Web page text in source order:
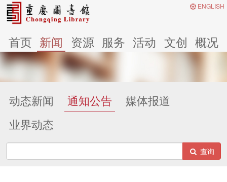
ENGLISH
首页 新闻 资源 服务 活动 文创 概况
动态新闻 通知公告
媒体报道
业界动态
查询